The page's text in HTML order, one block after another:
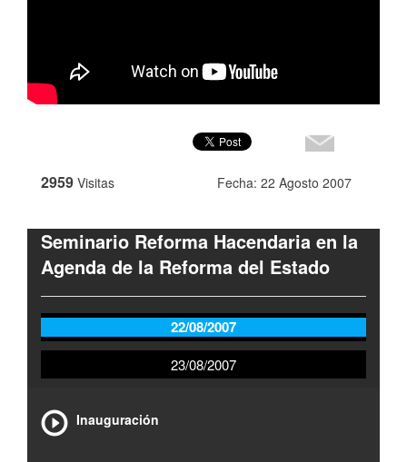
2959 Visitas Fecha: 22 Agosto 2007
Seminario Reforma Hacendaria en la
Agenda de la Reforma del Estado
22/08/2007
23/08/2007
Inauguración